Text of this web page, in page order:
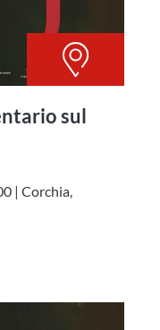
sul
| Corchia,